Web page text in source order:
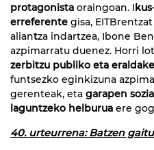
protagonista oraingoan. I
erreferente gisa,
aliantza indartzea, Ibone
azpimarratu duenez. Horri
zerbitzu publiko eta
funtsezko eginkizuna
gerenteak, eta garapen
laguntzeko helburua ere
40. urteurrena: Batzen